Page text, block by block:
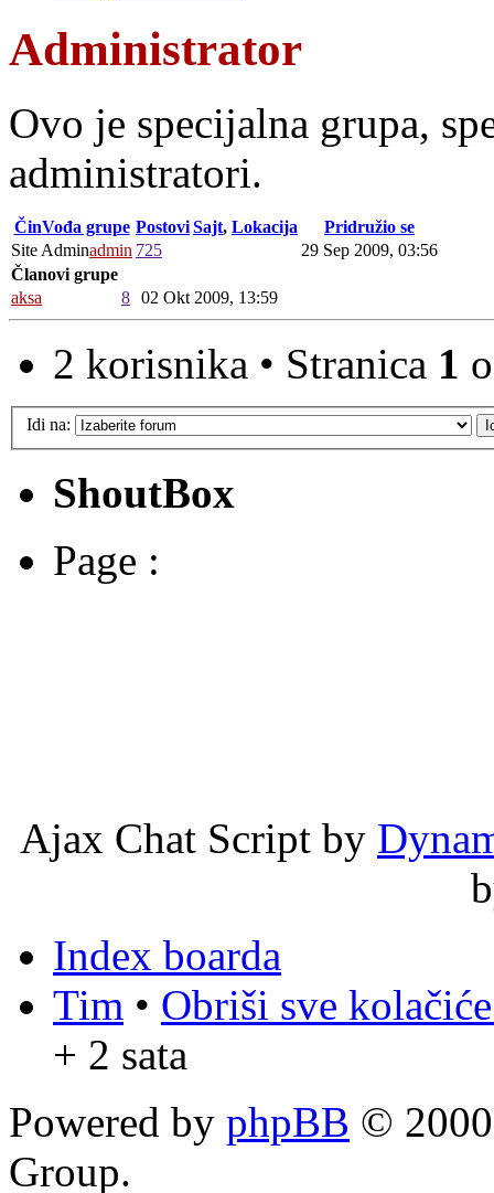
Administrator
Ovo je specijalna grupa,
administratori.
ČinVođa grupe PostoviSajt, Lokacija
Pridružio se
Site Adminadmin 725
29 Sep 2009, 03:56
Članovi grupe
aksa
8 02 Okt 2009, 13:59
2 korisnika • Stranica 1
Idi na:
ShoutBox
Page :
Ajax Chat Script by
Index boarda
Tim • Obriši sve
+ 2 sata
Powered by phpBB ©
Group.